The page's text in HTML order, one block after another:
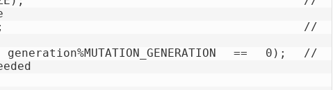
//
== 0); //